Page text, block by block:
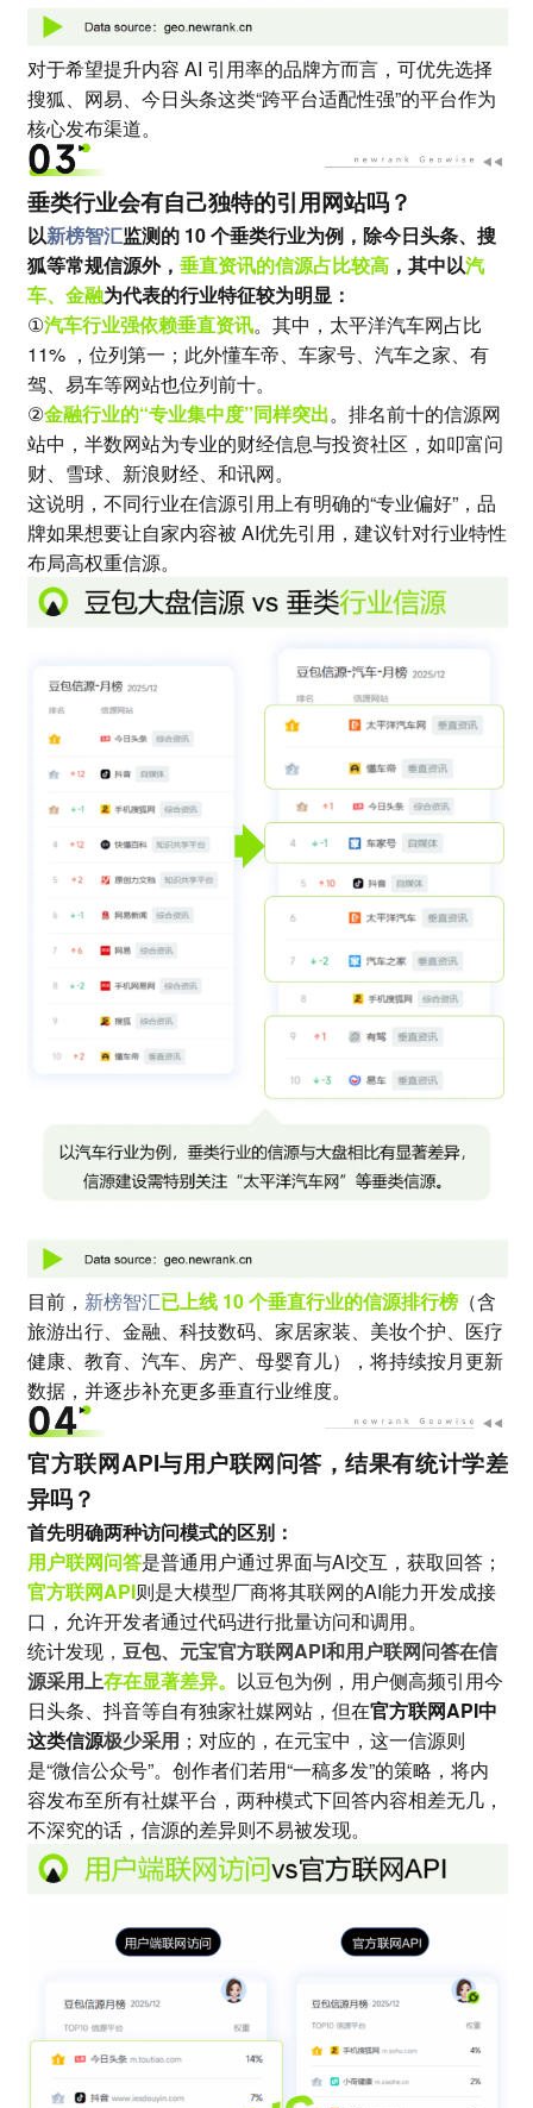
对于希望提升内容 AI 引用率的品牌方而言，可优先选择
搜狐、网易、今日头条这类“跨平台适配性强”的平台作为
核心发布渠道。
垂类行业会有自己独特的引用网站吗？
以新榜智汇监测的 10 个垂类行业为例，除今日头条、搜
狐等常规信源外，垂直资讯的信源占比较高 ，其中以汽
车、金融为代表的行业特征较为明显：
①汽车行业强依赖垂直资讯。其中，太平洋汽车网占比
11% ，位列第一；此外懂车帝、车家号、汽车之家、有
驾、易车等网站也位列前十。
②金融行业的“专业集中度”同样突出。排名前十的信源网
站中，半数网站为专业的财经信息与投资社区，如叩富问
财、雪球、新浪财经、和讯网。
这说明，不同行业在信源引用上有明确的“专业偏好”，品
牌如果想要让自家内容被 AI优先引用，建议针对行业特性
布局高权重信源。
目前， 新榜智汇已上线 10 个垂直行业的信源排行榜 （含
旅游出行、金融、科技数码、家居家装、美妆个护、医疗
健康、教育、汽车、房产、母婴育儿），将持续按月更新
数据，并逐步补充更多垂直行业维度。
官方联网API与用户联网问答，结果有统计学差
异吗？
首先明确两种访问模式的区别：
用户联网问答是普通用户通过界面与AI交互，获取回答；
官方联网API则是大模型厂商将其联网的AI能力开发成接
口，允许开发者通过代码进行批量访问和调用。
统计发现 ，豆包、元宝官方联网API和用户联网问答在信
源采用上存在显著差异。 以豆包为例，用户侧高频引用今
日头条、抖音等自有独家社媒网站，但在官方联网API中
这类信源极少采用 ；对应的，在元宝中，这一信源则
是“微信公众号”。创作者们若用“一稿多发”的策略，将内
容发布至所有社媒平台，两种模式下回答内容相差无几，
不深究的话，信源的差异则不易被发现。